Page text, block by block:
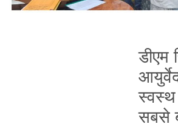
डीएम
स्वस्थ
सबसे